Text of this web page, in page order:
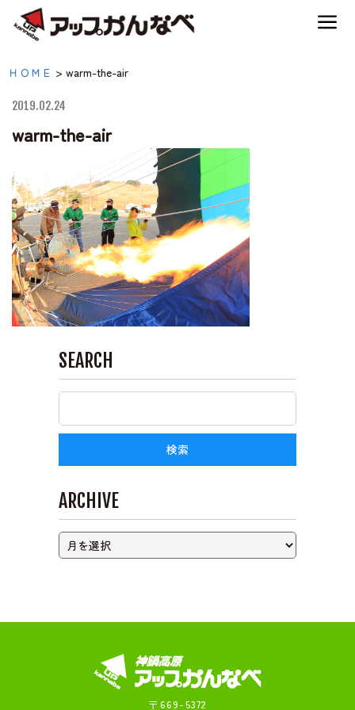
warm-the-air|【公式】ア
ップかんなべ｜兵庫県豊
岡市・関西 アウトド
ア・キャンプ場・熱気
球・高原アクティビティ
夏のスキー場も「かなり遊べる」！
神鍋高原アクティビティ
交通アクセス
宿泊案内
神鍋高原体育館
ＨＯＭＥ > warm-the-air
2019.02.24
warm-the-air
SEARCH
ARCHIVE
〒669-5372